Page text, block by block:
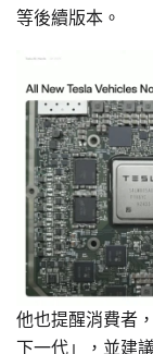
等後續版本。
他也提醒消費者
下一代」，並建